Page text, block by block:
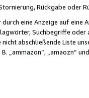
Rückgabe oder
eine Anzeige auf
Suchbegriffe
abschließende Liste
„ammazon“, „amaozn“